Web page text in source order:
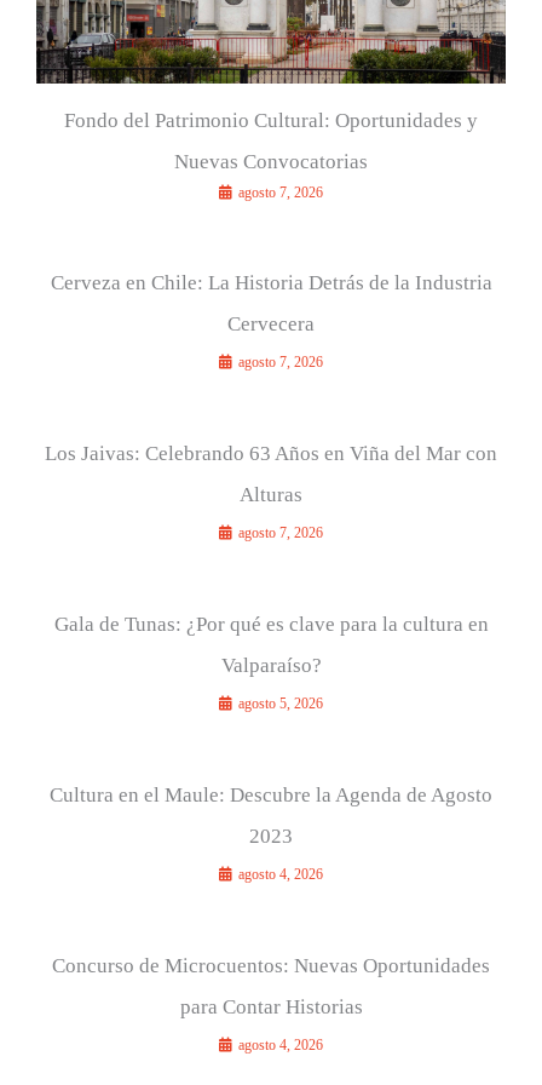
Fondo del Patrimonio Cultural: Oportunidades y
Nuevas Convocatorias
agosto 7, 2026
Cerveza en Chile: La Historia Detrás de la Industria
Cervecera
agosto 7, 2026
Los Jaivas: Celebrando 63 Años en Viña del Mar con
Alturas
agosto 7, 2026
Gala de Tunas: ¿Por qué es clave para la cultura en
Valparaíso?
agosto 5, 2026
Cultura en el Maule: Descubre la Agenda de Agosto
2023
agosto 4, 2026
Concurso de Microcuentos: Nuevas Oportunidades
para Contar Historias
agosto 4, 2026